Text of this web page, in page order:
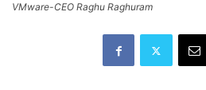
VMware-CEO Raghu Raghuram